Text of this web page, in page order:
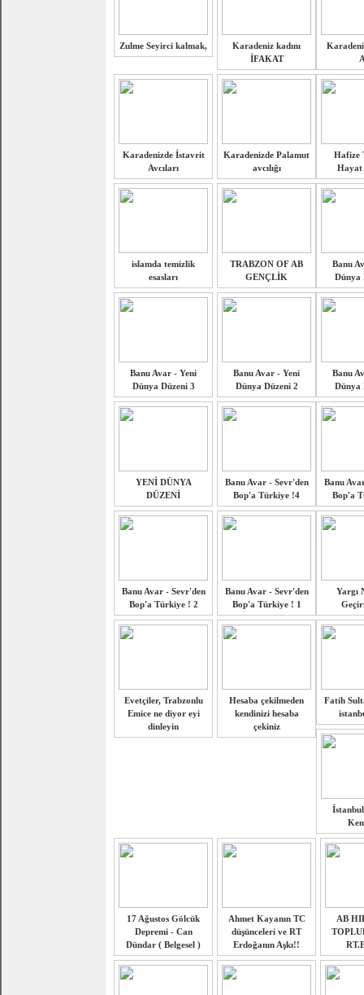
Zulme Seyirci kalmak,
Karadeniz kadını
İFAKAT
Karadenizde İstavrit
Avcıları
Karadenizde Palamut
avcılığı
Hafize
Hayat
islamda temizlik
esasları
TRABZON OF AB
GENÇLİK
Banu
Dünya
Banu Avar - Yeni
Dünya Düzeni 3
Banu Avar - Yeni
Dünya Düzeni 2
Banu
Dünya
YENİ DÜNYA
DÜZENİ
Banu Avar - Sevr'den
Bop'a Türkiye !4
Banu
Bop'a
Banu Avar - Sevr'den
Bop'a Türkiye ! 2
Banu Avar - Sevr'den
Bop'a Türkiye ! 1
Yargı
Evetçiler, Trabzonlu
Emice ne diyor eyi
dinleyin
Hesaba çekilmeden
kendinizi hesaba
çekiniz
Fatih
17 Ağustos Gölcük
Depremi - Can
Dündar ( Belgesel )
Ahmet Kayanın TC
düşünceleri ve RT
Erdoğanın Aşkı!!
AB